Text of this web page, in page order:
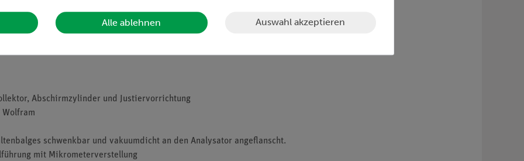
Justiervorrichtung und Thermoelement
Abschirmzylinder und Justiervorrichtung
schwenkbar und vakuumdicht an den Analysator angeflanscht.
mit Mikrometerverstellung
Alle ablehnen Auswahl akzeptieren